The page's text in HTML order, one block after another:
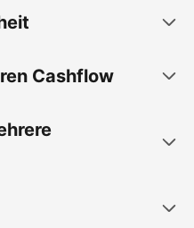
Cashflow